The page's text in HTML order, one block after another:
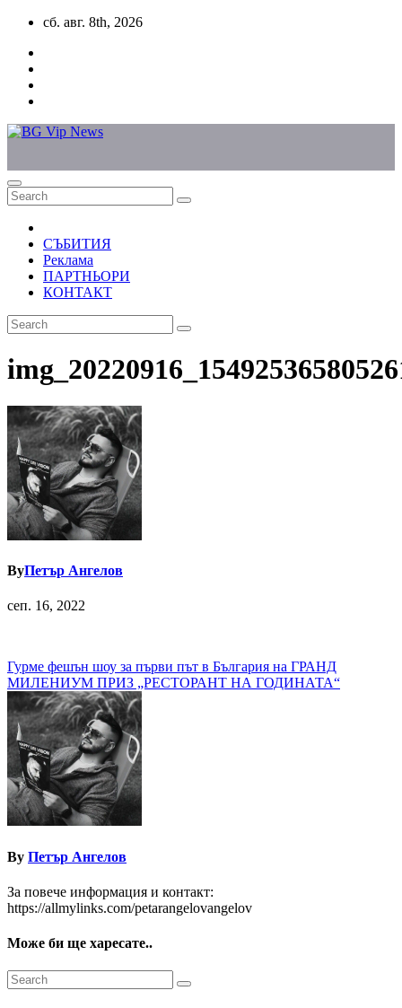
Skip
content
сб. авг. 8th, 2026
СЪБИТИЯ
Реклама
ПАРТНЬОРИ
КОНТАКТ
ByПетър Ангелов
сеп. 16, 2022
Навигация
Гурме фешън шоу за първи път в България на ГРАНД
МИЛЕНИУМ ПРИЗ „РЕСТОРАНТ НА ГОДИНАТА“
By Петър Ангелов
За повече информация и контакт:
https://allmylinks.com/petarangelovangelov
Може би ще харесате..